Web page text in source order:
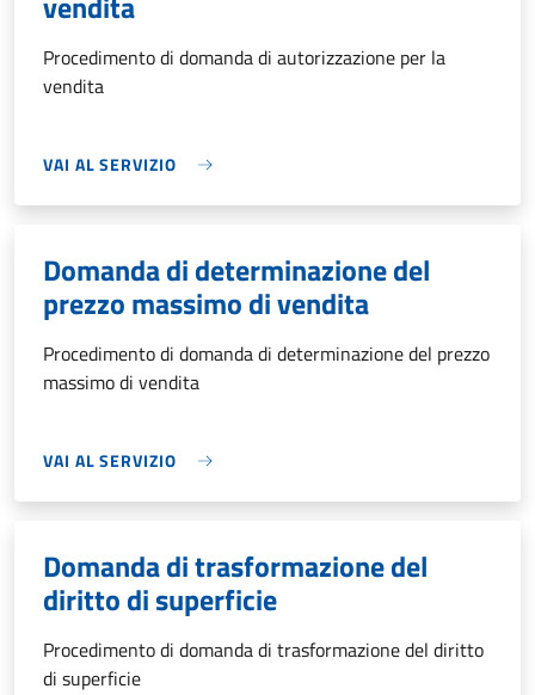
Procedimento di domanda di autorizzazione per la
vendita
VAI AL SERVIZIO
Domanda di determinazione del
prezzo massimo di vendita
Procedimento di domanda di determinazione del prezzo
massimo di vendita
VAI AL SERVIZIO
Domanda di trasformazione del
diritto di superficie
Procedimento di domanda di trasformazione del diritto
di superficie